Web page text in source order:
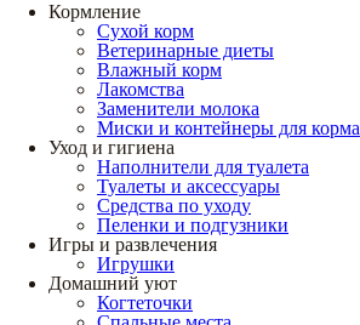
Кормление
Сухой корм
Ветеринарные диеты
Влажный корм
Лакомства
Заменители молока
Миски и контейнеры для корма
Уход и гигиена
Наполнители для туалета
Туалеты и аксессуары
Средства по уходу
Пеленки и подгузники
Игры и развлечения
Игрушки
Домашний уют
Когтеточки